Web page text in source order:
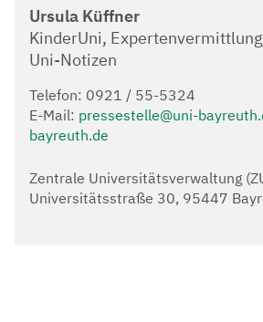
Ursula Küffner
KinderUni,
Uni-Notizen
Telefon: 0921 / 55-5324
E-Mail: pressestelle@uni-
bayreuth.de
Zentrale Universitätsverwaltung
Universitätsstraße 30, 95447